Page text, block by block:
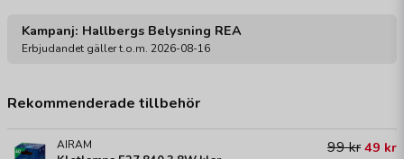
Kampanj: Hallbergs Belysning REA
Erbjudandet gäller t.o.m. 2026-08-16
Rekommenderade tillbehör
AIRAM 99 kr 49 kr